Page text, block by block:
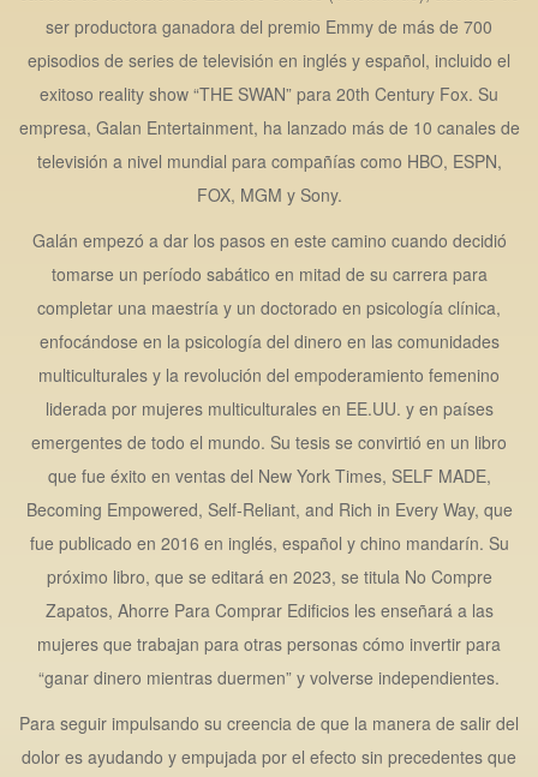
ser productora ganadora del premio Emmy de más de 700
episodios de series de televisión en inglés y español, incluido el
exitoso reality show “THE SWAN” para 20th Century Fox. Su
empresa, Galan Entertainment, ha lanzado más de 10 canales de
televisión a nivel mundial para compañías como HBO, ESPN,
FOX, MGM y Sony.
Galán empezó a dar los pasos en este camino cuando decidió
tomarse un período sabático en mitad de su carrera para
completar una maestría y un doctorado en psicología clínica,
enfocándose en la psicología del dinero en las comunidades
multiculturales y la revolución del empoderamiento femenino
liderada por mujeres multiculturales en EE.UU. y en países
emergentes de todo el mundo. Su tesis se convirtió en un libro
que fue éxito en ventas del New York Times, SELF MADE,
Becoming Empowered, Self-Reliant, and Rich in Every Way, que
fue publicado en 2016 en inglés, español y chino mandarín. Su
próximo libro, que se editará en 2023, se titula No Compre
Zapatos, Ahorre Para Comprar Edificios les enseñará a las
mujeres que trabajan para otras personas cómo invertir para
“ganar dinero mientras duermen” y volverse independientes.
Para seguir impulsando su creencia de que la manera de salir del
dolor es ayudando y empujada por el efecto sin precedentes que